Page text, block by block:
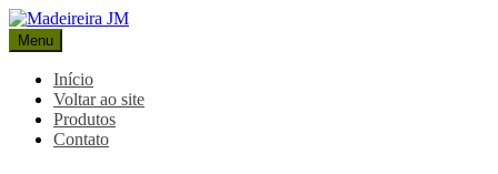
Pular
para
o
conteúdo
Madeireira JM
Blog Madeireira JM
Menu
Início
Voltar ao site
Produtos
Contato